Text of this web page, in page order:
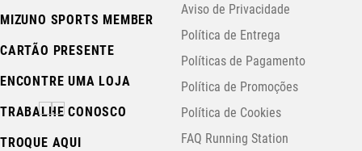
MIZUNO SPORTS MEMBER
CARTÃO PRESENTE
ENCONTRE UMA LOJA
TRABALHE CONOSCO
TROQUE AQUI
Aviso de Privacidade
Política de Entrega
Políticas de Pagamento
Política de Promoções
Política de Cookies
FAQ Running Station